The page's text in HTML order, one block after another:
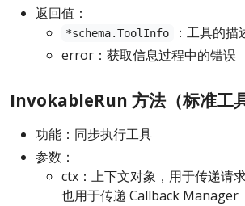
返回值：
*schema.ToolInfo
：工具的描
error：获取信息过程中的错误
InvokableRun 方法（标准工具
功能：同步执行工具
参数：
ctx：上下文对象，用于传递请
也用于传递 Callback Manager